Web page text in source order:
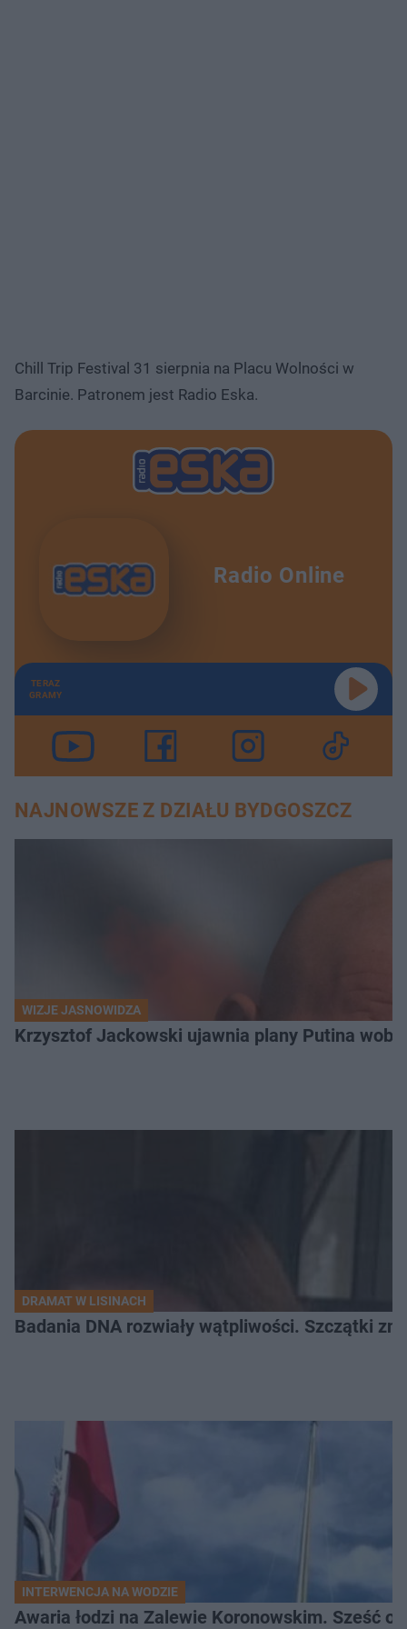
Chill Trip Festival 31 sierpnia na Placu Wolności w
Barcinie. Patronem jest Radio Eska.
Radio Online
TERAZ
GRAMY
NAJNOWSZE Z DZIAŁU BYDGOSZCZ
WIZJE JASNOWIDZA
Krzysztof Jackowski ujawnia plany Putina
DRAMAT W LISINACH
Badania DNA rozwiały wątpliwości. Szczątki
INTERWENCJA NA WODZIE
Awaria łodzi na Zalewie Koronowskim. Sześć